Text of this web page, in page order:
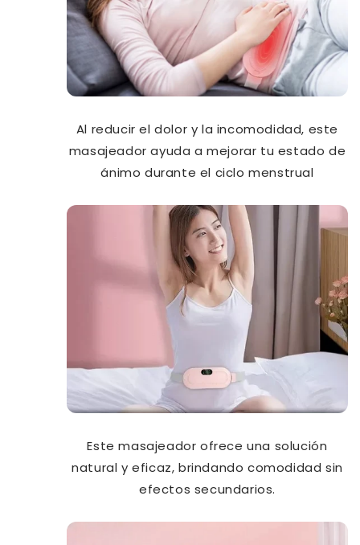
Al reducir el dolor y la incomodidad, este
masajeador ayuda a mejorar tu estado de
ánimo durante el ciclo menstrual
Este masajeador ofrece una solución
natural y eficaz, brindando comodidad sin
efectos secundarios.